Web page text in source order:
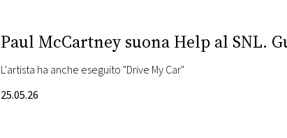
Paul McCartney suona Help al SNL.
L'artista ha anche eseguito "Drive My Car"
25.05.26